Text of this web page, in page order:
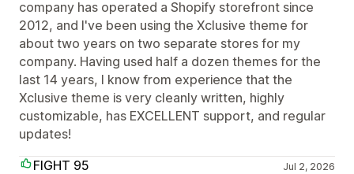
company has operated a Shopify storefront since
2012, and I've been using the Xclusive theme for
about two years on two separate stores for my
company. Having used half a dozen themes for the
last 14 years, I know from experience that the
Xclusive theme is very cleanly written, highly
customizable, has EXCELLENT support, and regular
updates!
FIGHT 95
Jul 2, 2026